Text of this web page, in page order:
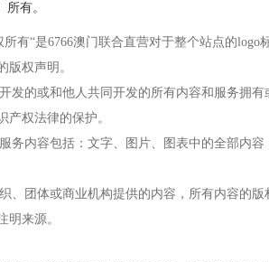
所有。
有“是6766澳门联合直营对于整个站点的
版权声明。
发的或和他人共同开发的所有内容和服务拥
产权法律的保护。
务内容包括：文字、图片、图表中的全部内
、团体或商业机构提供的内容，所有内容的
明来源。